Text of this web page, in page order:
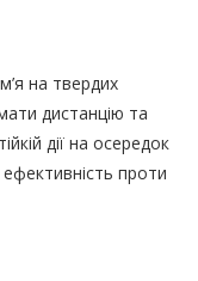
на твердих
дистанцію та
дії на осередок
проти